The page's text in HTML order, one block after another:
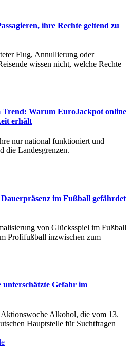
ihre Rechte geltend zu
Flug, Annullierung oder
wissen nicht, welche Rechte
Warum EuroJackpot online
erhält
nur national funktioniert und
die Landesgrenzen.
im Fußball gefährdet
von Glücksspiel im Fußball
Profifußball inzwischen zum
Gefahr im
Alkohol, die vom 13.
Hauptstelle für Suchtfragen